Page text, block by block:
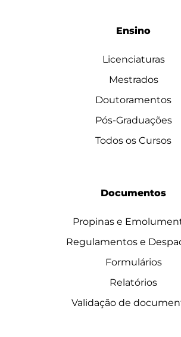
Ensino
Licenciaturas
Mestrados
Doutoramentos
Pós-Graduações
Todos os Cursos
Documentos
Propinas e
Regulamentos e
Formulários
Relatórios
Validação de